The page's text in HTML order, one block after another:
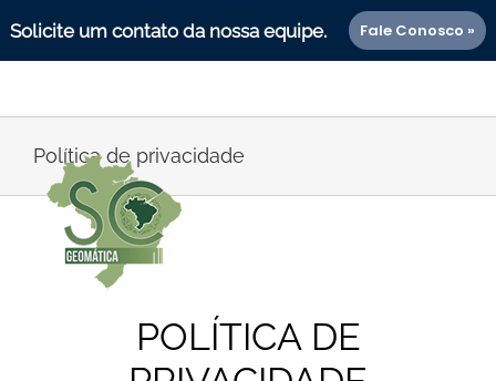
Solicite um contato da nossa equipe. Fale Conosco »
o
conteúdo
Política de privacidade
POLÍTICA DE